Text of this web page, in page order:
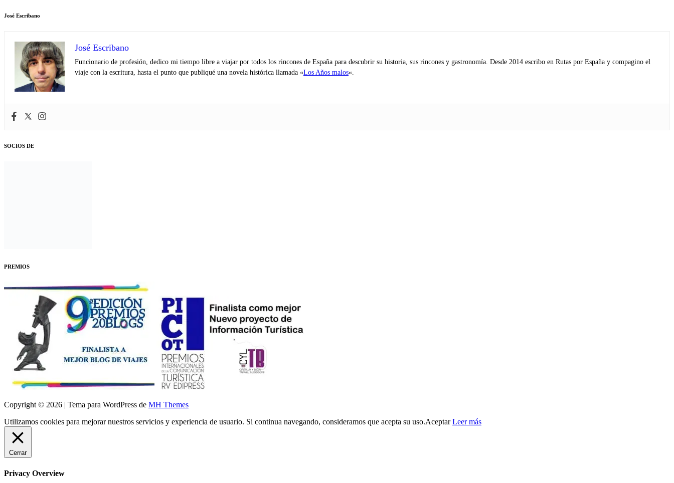
José Escribano
José Escribano
Funcionario de profesión, dedico mi tiempo libre a viajar por todos los rincones de España para descubrir su historia, sus rincones y gastronomía. Desde 2014 escribo en Rutas por España y compagino el
viaje con la escritura, hasta el punto que publiqué una novela histórica llamada «Los Años malos«.
SOCIOS DE
PREMIOS
Copyright © 2026 | Tema para WordPress de MH Themes
Utilizamos cookies para mejorar nuestros servicios y experiencia de usuario. Si continua navegando, consideramos que acepta su uso.Aceptar Leer más
Cerrar
Privacy Overview